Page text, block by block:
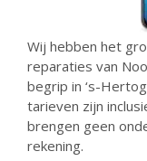
Wij hebben het
reparaties van
begrip in ‘s-
tarieven zijn
brengen geen
rekening.